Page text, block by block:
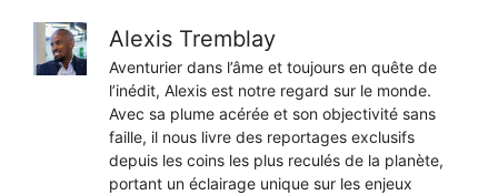
Alexis Tremblay
Aventurier dans l’âme et toujours en quête de
l’inédit, Alexis est notre regard sur le monde.
Avec sa plume acérée et son objectivité sans
faille, il nous livre des reportages exclusifs
depuis les coins les plus reculés de la planète,
portant un éclairage unique sur les enjeux